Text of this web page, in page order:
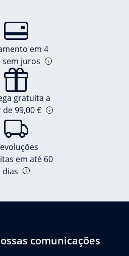
em 4
sem juros
gratuita a
99,00 €
em até 60
dias
comunicações